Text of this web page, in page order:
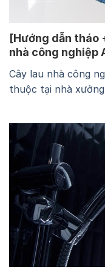
[Hướng dẫn tháo
nhà công nghiệp
Cây lau nhà công
thuộc tại nhà
và sử dụng cây lau
sạch và…